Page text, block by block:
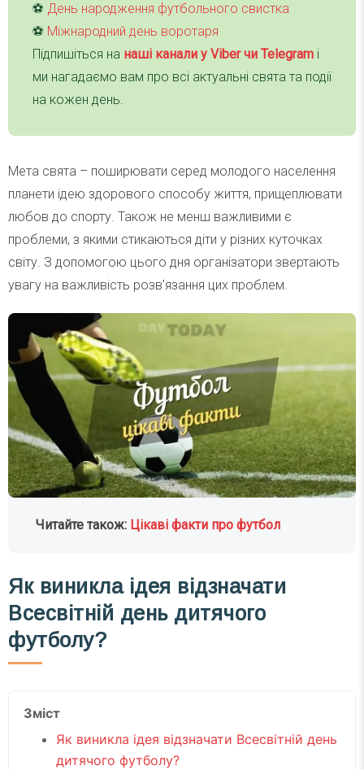
⚽️ День народження футбольного свистка
⚽️ Міжнародний день воротаря
Підпишіться на наші канали у Viber чи Telegram і
ми нагадаємо вам про всі актуальні свята та події
на кожен день.
Мета свята – поширювати серед молодого населення
планети ідею здорового способу життя, прищеплювати
любов до спорту. Також не менш важливими є
проблеми, з якими стикаються діти у різних куточках
світу. З допомогою цього дня організатори звертають
увагу на важливість розв’язання цих проблем.
Читайте також: Цікаві факти про футбол
Як виникла ідея відзначати
Всесвітній день дитячого
футболу?
Зміст
Як виникла ідея відзначати Всесвітній день
дитячого футболу?